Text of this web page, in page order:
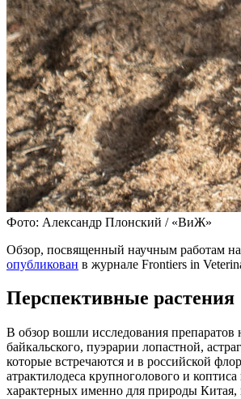
Фото: Александр Плонский / «ВиЖ»
Обзор, посвященный научным работам на
опубликован в журнале Frontiers in
Перспективные растения
В обзор вошли исследования препаратов
байкальского, пуэрарии лопастной,
которые встречаются и в российской
атрактилодеса крупноголового и коптиса
характерных именно для природы Китая,